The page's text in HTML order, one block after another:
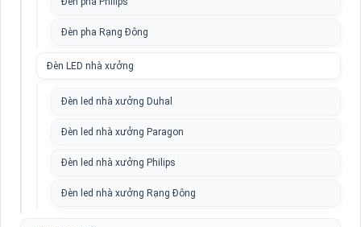
Đèn pha Rạng Đông
Đèn LED nhà xưởng
Đèn led nhà xưởng Duhal
Đèn led nhà xưởng Paragon
Đèn led nhà xưởng Philips
Đèn led nhà xưởng Rạng Đông